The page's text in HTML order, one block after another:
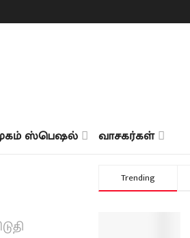
ஸ்பெஷல் வாசகர்கள்
Trending